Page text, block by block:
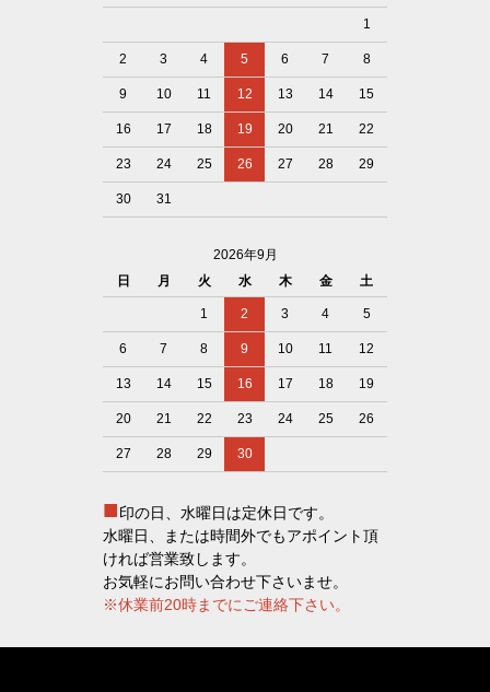
1
2 3 4 5 6 7 8
9 10 11 12 13 14 15
16 17 18 19 20 21 22
23 24 25 26 27 28 29
30 31
2026年9月
日
月 火 水 木 金 土
1 2 3 4 5
6 7 8 9 10 11 12
13 14 15 16 17 18 19
20 21 22 23 24 25 26
27 28 29 30
■印の日、水曜日は定休日です。
水曜日、または時間外でもアポイント頂
ければ営業致します。
お気軽にお問い合わせ下さいませ。
※休業前20時までにご連絡下さい。